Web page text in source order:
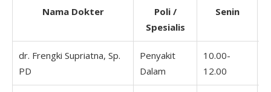
Nama Dokter
Poli /
Spesialis
Senin
dr. Frengki Supriatna, Sp.
PD
Penyakit
Dalam
10.00-
12.00